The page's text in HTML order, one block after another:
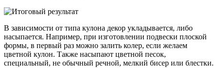
В зависимости от типа кулона декор укладывается, либо
насыпается. Например, при изготовлении подвески плоской
формы, в первый раз можно залить колер, если желаем
цветной кулон. Также насыпают цветной песок,
специальный, не обычный речной, мелкий бисер или блестки.